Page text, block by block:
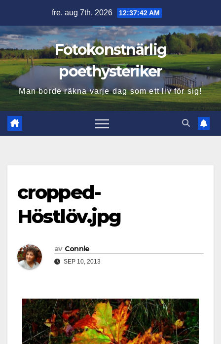
innehåll
fre. aug 7th, 2026 12:37:43 AM
Fotokonstnärlig
poethysteriker
Man borde räkna varje dag som ett liv för sig!
cropped-
Höstlöv.jpg
av Connie
SEP 10, 2013